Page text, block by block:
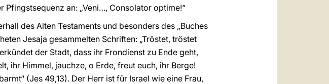
Pfingstsequenz an: „Veni…, Consolator optime!“
des Alten Testaments und besonders des „Buches
Jesaja gesammelten Schriften: „Tröstet, tröstet
der Stadt, dass ihr Frondienst zu Ende geht,
ihr Himmel, jauchze, o Erde, freut euch, ihr Berge!
(Jes 49,13). Der Herr ist für Israel wie eine Frau,